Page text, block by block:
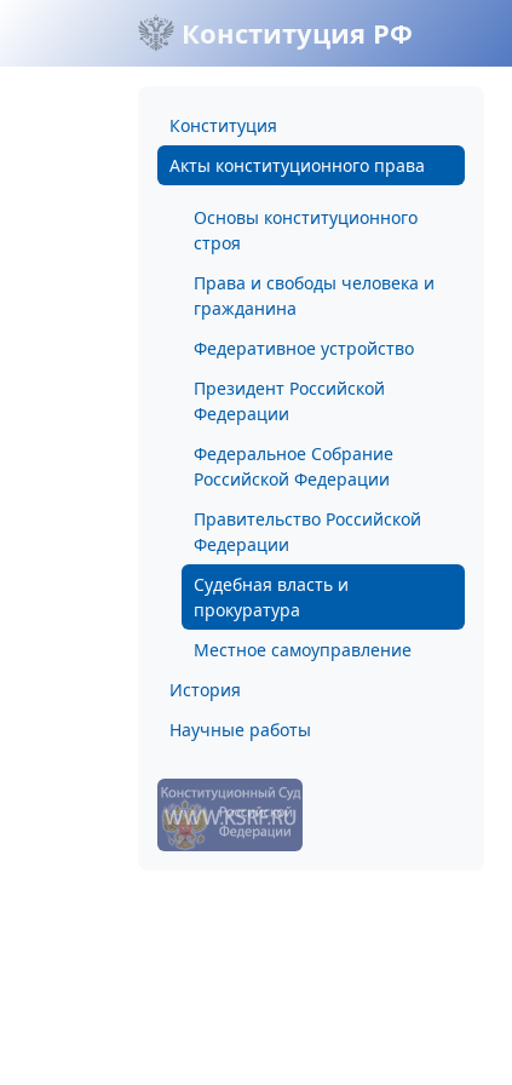
Конституция РФ
Конституция
Акты конституционного права
Основы конституционного
строя
Права и свободы человека и
гражданина
Федеративное устройство
Президент Российской
Федерации
Федеральное Собрание
Российской Федерации
Правительство Российской
Федерации
Судебная власть и
прокуратура
Местное самоуправление
История
Научные работы